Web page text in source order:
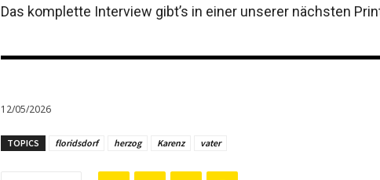
Das komplette Interview gibt’s in einer unserer nächsten
12/05/2026
TOPICS floridsdorf herzog Karenz vater